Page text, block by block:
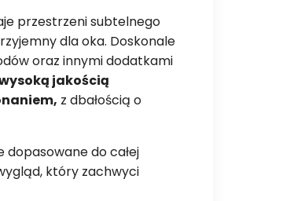
przestrzeni subtelnego
dla oka. Doskonale
oraz innymi dodatkami
jakością
z dbałością o
do całej
który zachwyci